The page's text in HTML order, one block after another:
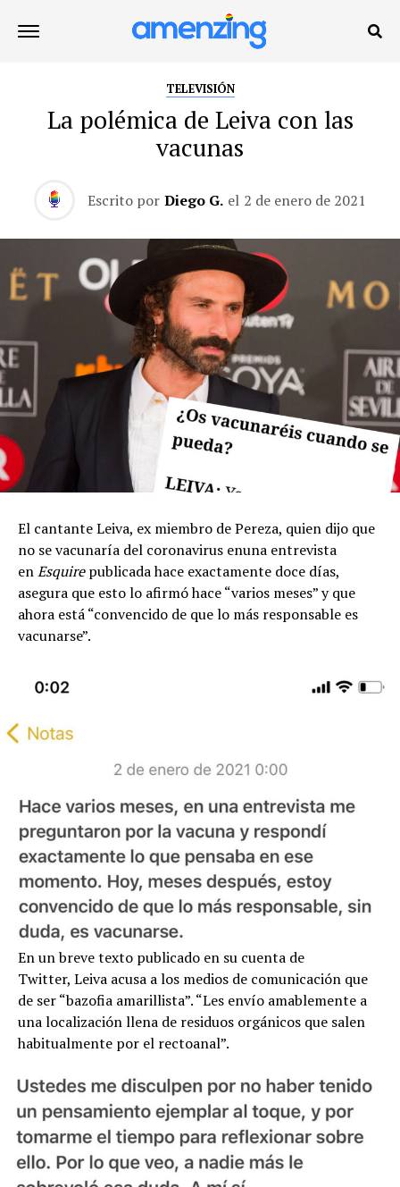
TELEVISIÓN
La polémica de Leiva con las
vacunas
Escrito por Diego G. el 2 de enero de 2021
El cantante Leiva, ex miembro de Pereza, quien dijo que
no se vacunaría del coronavirus enuna entrevista
enEsquirepublicada hace exactamente doce días,
asegura que esto lo afirmó hace “varios meses” y que
ahora está “convencido de que lo más responsable es
vacunarse”.
En un breve texto publicado en su cuenta de
Twitter, Leiva acusa a los medios de comunicación que
de ser “bazofia amarillista”. “Les envío amablemente a
una localización llena de residuos orgánicos que salen
habitualmente por el rectoanal”.